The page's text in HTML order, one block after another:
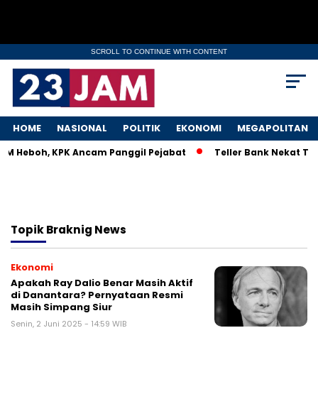
SCROLL TO CONTINUE WITH CONTENT
HOME NASIONAL POLITIK EKONOMI MEGAPOLITAN
Heboh, KPK Ancam Panggil Pejabat Teller Bank Nekat
TopikBraknig News
Ekonomi
Apakah Ray Dalio Benar Masih Aktif
di Danantara? Pernyataan Resmi
Masih Simpang Siur
Senin, 2 Juni 2025 - 14:59 WIB